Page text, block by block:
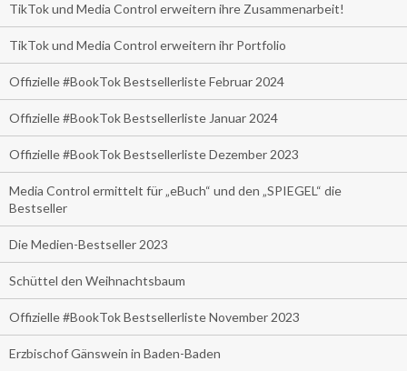
TikTok und Media Control erweitern ihre Zusammenarbeit!
TikTok und Media Control erweitern ihr Portfolio
Offizielle #BookTok Bestsellerliste Februar 2024
Offizielle #BookTok Bestsellerliste Januar 2024
Offizielle #BookTok Bestsellerliste Dezember 2023
Media Control ermittelt für „eBuch“ und den „SPIEGEL“ die
Bestseller
Die Medien-Bestseller 2023
Schüttel den Weihnachtsbaum
Offizielle #BookTok Bestsellerliste November 2023
Erzbischof Gänswein in Baden-Baden